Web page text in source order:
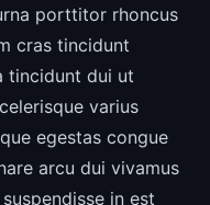
porttitor rhoncus
cras tincidunt
tincidunt dui ut
varius
egestas congue
arcu dui vivamus
in est